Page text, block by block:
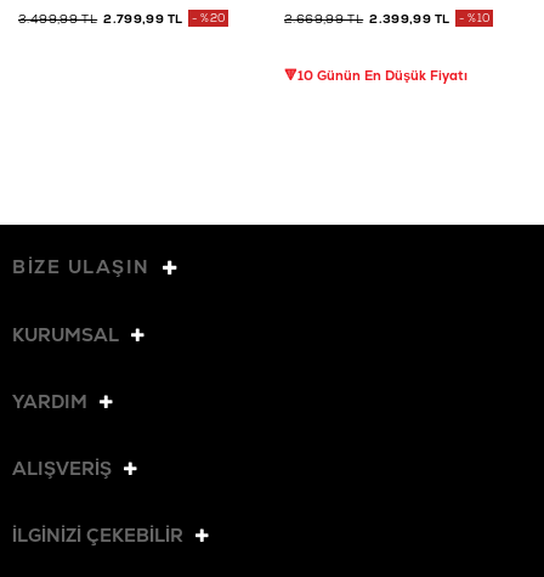
2.799,99 TL
3.499,99 TL %20 2.399,99 TL
2.669,99 TL %10
🔻10 Günün En Düşük Fiyatı
BİZE ULAŞIN
KURUMSAL
YARDIM
ALIŞVERİŞ
İLGİNİZİ ÇEKEBİLİR